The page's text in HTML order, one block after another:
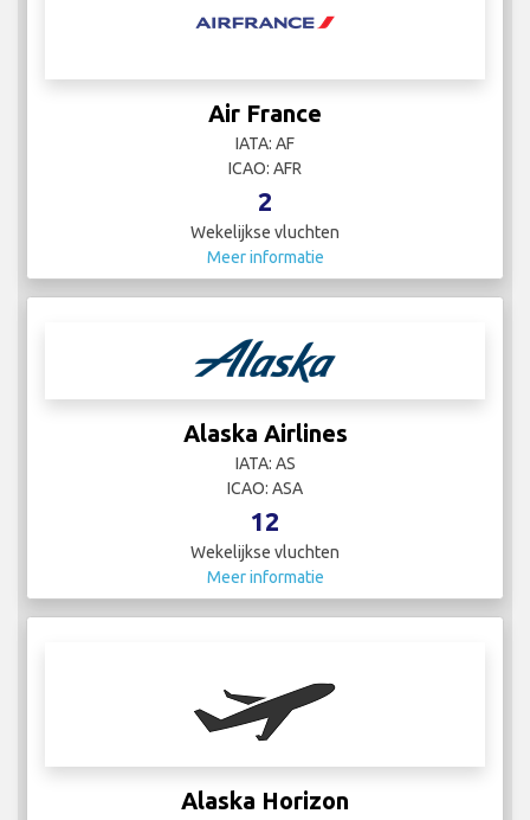
Air France
IATA: AF
ICAO: AFR
2
Wekelijkse vluchten
Meer informatie
Alaska Airlines
IATA: AS
ICAO: ASA
12
Wekelijkse vluchten
Meer informatie
Alaska Horizon